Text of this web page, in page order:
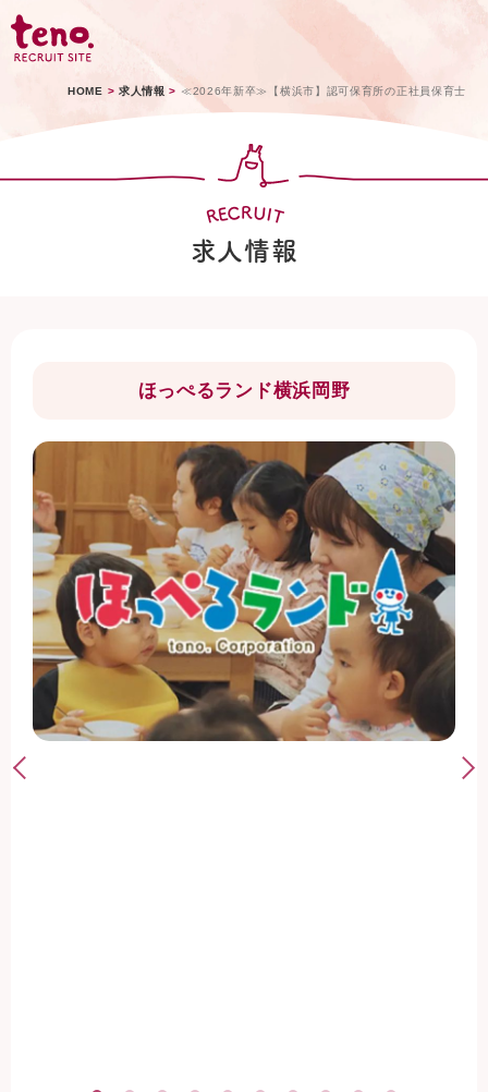
HOME > 求人情報 > ≪2026年新卒≫【横浜市】認可保育所の正社員保育士
RECRUIT
求人情報
ほっぺるランド横浜岡野